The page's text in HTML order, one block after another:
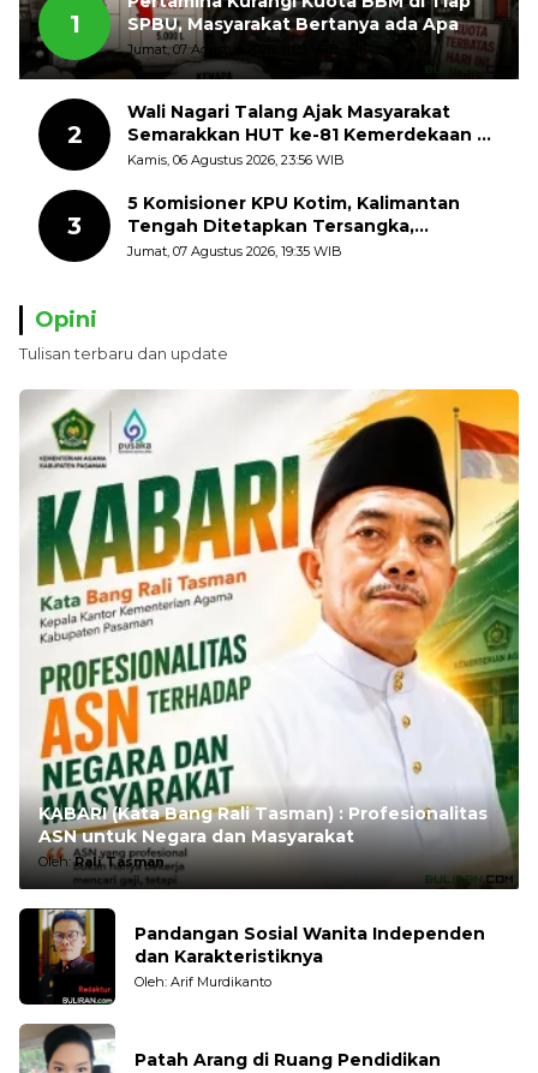
1
SPBU, Masyarakat Bertanya ada Apa
Jumat, 07 Agustus 2026, 11:03 WIB
2
Wali Nagari Talang Ajak Masyarakat
Semarakkan HUT ke-81 Kemerdekaan RI
dengan Mengibarkan Bendera Merah
Kamis, 06 Agustus 2026, 23:56 WIB
3
5 Komisioner KPU Kotim, Kalimantan
Tengah Ditetapkan Tersangka,
Kerugian Negara ditaksir 10 Milyard
Jumat, 07 Agustus 2026, 19:35 WIB
Opini
Tulisan terbaru dan update
KABARI (Kata Bang Rali Tasman) : Profesionalitas
ASN untuk Negara dan Masyarakat
Oleh:Rali Tasman
Pandangan Sosial Wanita Independen
dan Karakteristiknya
Oleh: Arif Murdikanto
Patah Arang di Ruang Pendidikan